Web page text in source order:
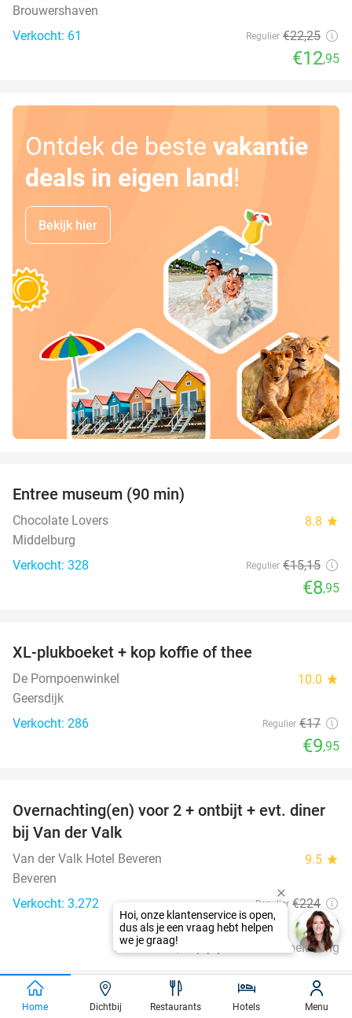
Brouwershaven
Verkocht: 61
Regulier €22,25
€12,95
Ontdek de beste vakantie
deals in eigen land!
Bekijk hier
Entree museum (90 min)
Chocolate Lovers 8.8 star
Middelburg
Verkocht: 328
Regulier €15,15
€8,95
XL-plukboeket + kop koffie of thee
De Pompoenwinkel 10.0 star
Geersdijk
Verkocht: 286
Regulier €17
€9,95
51%
Overnachting(en) voor 2 + ontbijt + evt. diner
bij Van der Valk
Van der Valk Hotel Beveren 9.5 star
Beveren
Verkocht: 3.272
Regulier €224
€109
Excl. ca. €2,20 p.p.p.n. toeristenbelasting
favorite_border
Social Deal-giftcard van 5 tot 100 euro
Home Dichtbij Restaurants Hotels Menu
Hoi, onze klantenservice is open,
dus als je een vraag hebt helpen
we je graag!